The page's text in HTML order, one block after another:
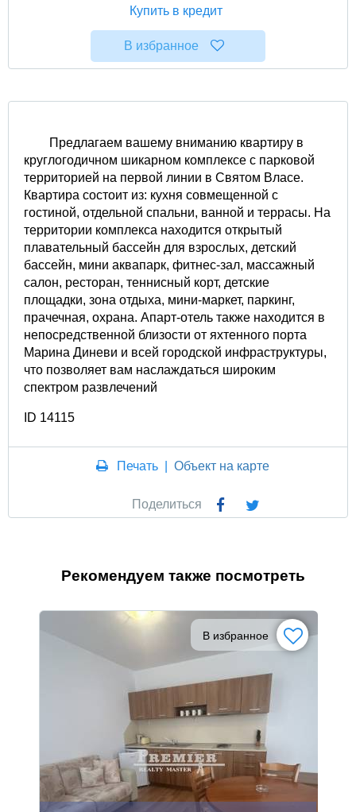
Купить в кредит
В избранное
Предлагаем вашему вниманию квартиру в
круглогодичном шикарном комплексе с парковой
территорией на первой линии в Святом Власе.
Квартира состоит из: кухня совмещенной с
гостиной, отдельной спальни, ванной и террасы. На
территории комплекса находится открытый
плавательный бассейн для взрослых, детский
бассейн, мини аквапарк, фитнес-зал, массажный
салон, ресторан, теннисный корт, детские
площадки, зона отдыха, мини-маркет, паркинг,
прачечная, охрана. Апарт-отель также находится в
непосредственной близости от яхтенного порта
Марина Диневи и всей городской инфраструктуры,
что позволяет вам наслаждаться широким
спектром развлечений
ID 14115
Печать |Объект на карте
Поделиться
Рекомендуем также посмотреть
В избранное